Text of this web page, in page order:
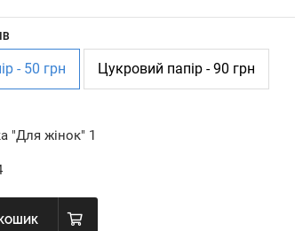
- 50 грн Цукровий папір - 90 грн
"Для жінок" 1